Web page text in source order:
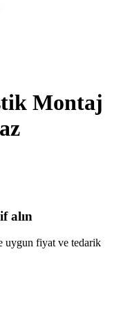
Montaj
alın
uygun fiyat ve tedarik